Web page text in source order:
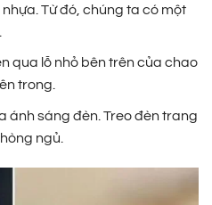
Từ đó, chúng ta có một
qua lỗ nhỏ bên trên của chao
trong.
ánh sáng đèn. Treo đèn trang
ngủ.